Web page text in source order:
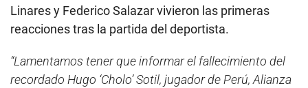
Linares y Federico Salazar vivieron las primeras
reacciones tras la partida del deportista.
“Lamentamos tener que informar el fallecimiento del
recordado Hugo ‘Cholo’ Sotil, jugador de Perú, Alianza